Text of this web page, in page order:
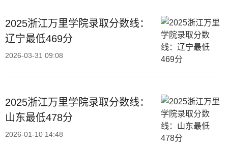
2025浙江万里学院录取分数线：
辽宁最低469分
2026-03-31 09:08
2025浙江万里学院录取分数线：
山东最低478分
2026-01-10 14:48